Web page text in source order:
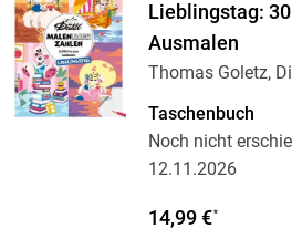
Lieblingstag:
Ausmalen
Thomas Goletz,
Taschenbuch
Noch nicht
12.11.2026
14,99 €*